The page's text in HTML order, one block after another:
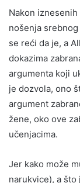
Nakon
nošenja
se reći da je, a
dokazima
argumenta koji
je dozvola, ono
argument
žene, oko ove
učenjacima.
Jer kako može
narukvice), a